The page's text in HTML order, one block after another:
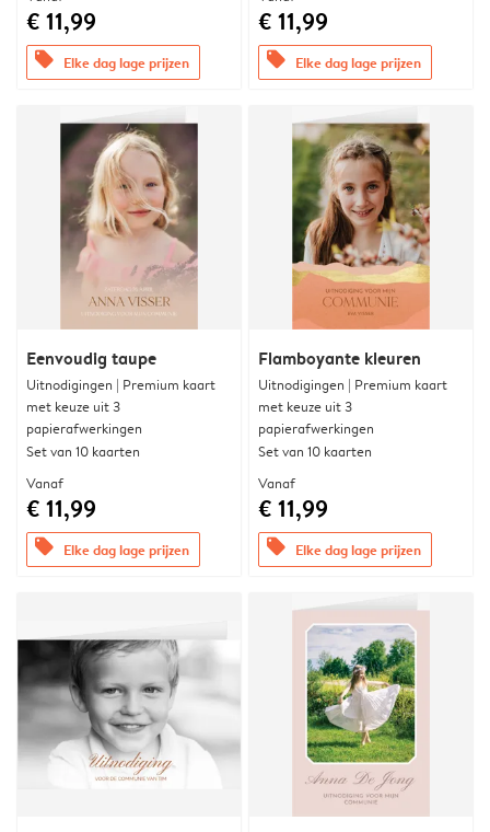
€ 11,99
offers Elke dag lage prijzen
€ 11,99
offers Elke dag lage prijzen
Eenvoudig taupe
Uitnodigingen | Premium kaart
met keuze uit 3
papierafwerkingen
Set van 10 kaarten
Vanaf
€ 11,99
offers Elke dag lage prijzen
Flamboyante kleuren
Uitnodigingen | Premium kaart
met keuze uit 3
papierafwerkingen
Set van 10 kaarten
Vanaf
€ 11,99
offers Elke dag lage prijzen